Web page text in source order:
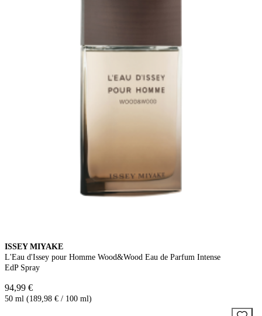
ISSEY MIYAKE
L'Eau d'Issey pour Homme Wood&Wood Eau de Parfum Intense
EdP Spray
94,99 €
50 ml (189,98 € / 100 ml)